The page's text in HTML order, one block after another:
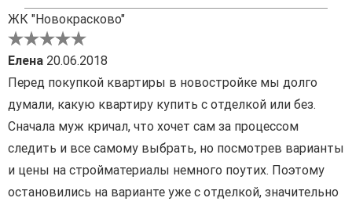
ЖК "Новокрасково"
Елена 20.06.2018
Перед покупкой квартиры в новостройке мы долго
думали, какую квартиру купить с отделкой или без.
Сначала муж кричал, что хочет сам за процессом
следить и все самому выбрать, но посмотрев варианты
и цены на стройматериалы немного поутих. Поэтому
остановились на варианте уже с отделкой, значительно